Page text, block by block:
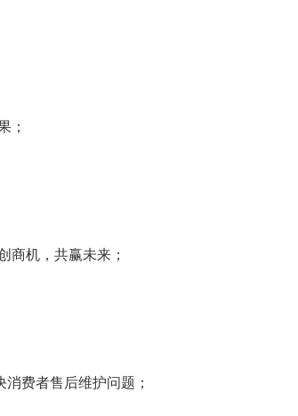
；
机，共赢未来；
费者售后维护问题；